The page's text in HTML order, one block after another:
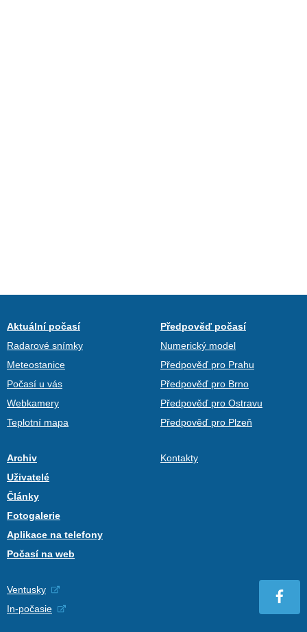
Aktuální počasí
Radarové snímky
Meteostanice
Počasí u vás
Webkamery
Teplotní mapa
Předpověď počasí
Numerický model
Předpověď pro Prahu
Předpověď pro Brno
Předpověď pro Ostravu
Předpověď pro Plzeň
Archiv
Uživatelé
Články
Fotogalerie
Aplikace na telefony
Počasí na web
Kontakty
Ventusky
In-počasie